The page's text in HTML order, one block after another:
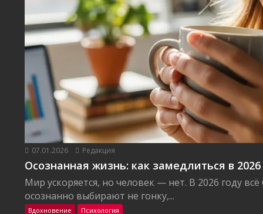
07.01.2026 Редакция
Осознанная жизнь: как замедлиться в 2026
Мир ускоряется, но человек — нет. В 2026 году
осознанно выбирают не гонку,...
Вдохновение Психология